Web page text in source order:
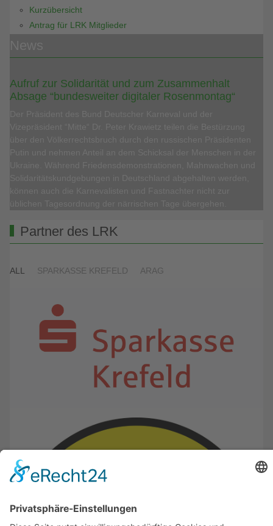
Kurzübersicht
Antrag für LRK Mitglieder
Aufruf zur Solidarität und zum Zusammenhalt
Absage “bundesweiter digitaler Rosenmontag“
Partner des LRK
ALL SPARKASSE KREFELD ARAG